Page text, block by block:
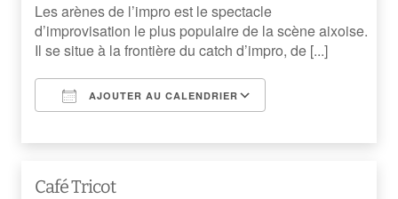
Les arènes de l’impro est le spectacle
d’improvisation le plus populaire de la scène aixoise.
Il se situe à la frontière du catch d’impro, de [...]
AJOUTER AU CALENDRIER
Café Tricot